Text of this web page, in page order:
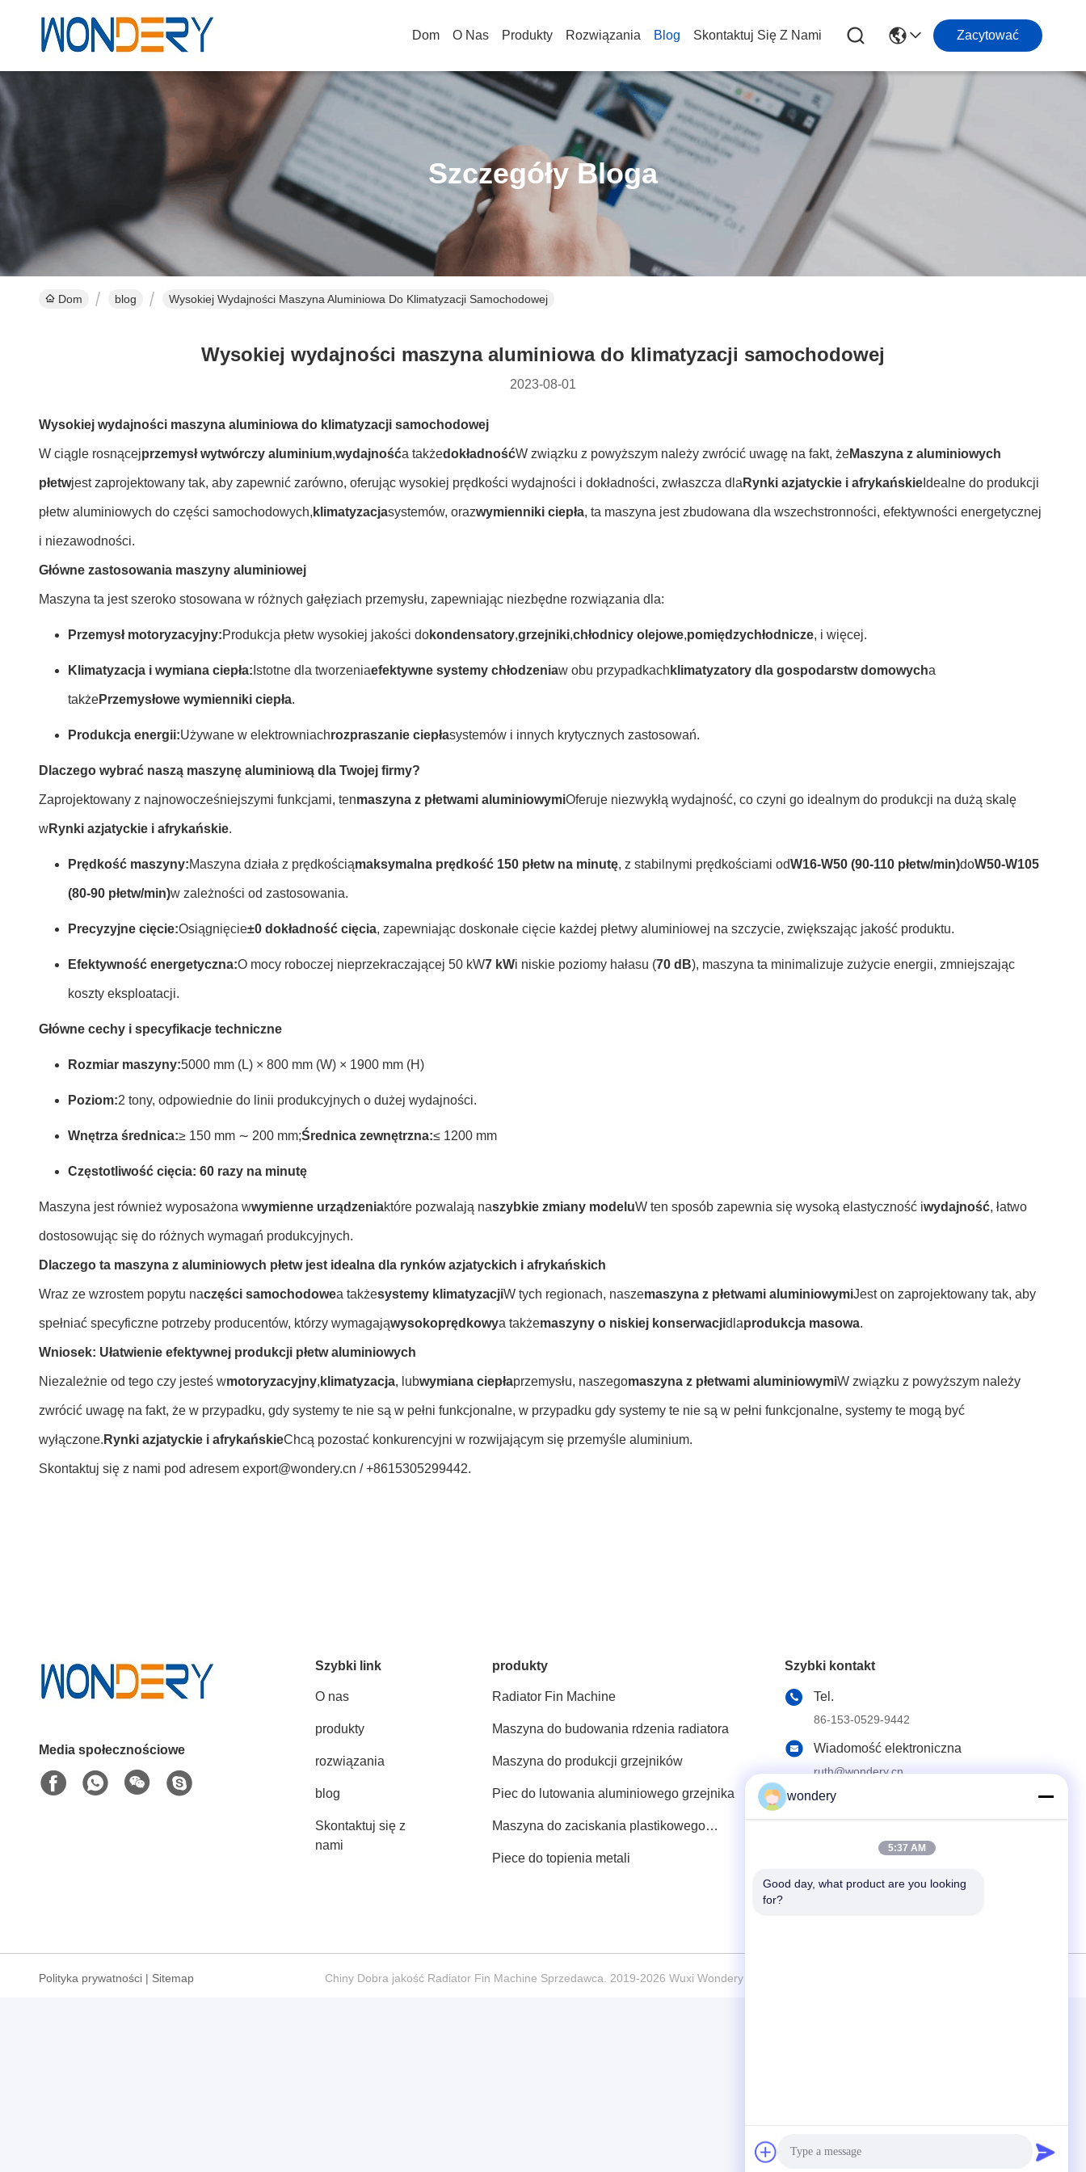
Dom O Nas Produkty Rozwiązania Blog Skontaktuj Się Z Nami Zacytować
Szczegóły Bloga
Dom blog Wysokiej Wydajności Maszyna Aluminiowa Do Klimatyzacji Samochodowej
Wysokiej wydajności maszyna aluminiowa do klimatyzacji samochodowej
2023-08-01
Wysokiej wydajności maszyna aluminiowa do klimatyzacji samochodowej
W ciągle rosnącejprzemysł wytwórczy aluminium,wydajnośća takżedokładnośćW związku z powyższym należy zwrócić uwagę na fakt, żeMaszyna z aluminiowych
płetwjest zaprojektowany tak, aby zapewnić zarówno, oferując wysokiej prędkości wydajności i dokładności, zwłaszcza dla Rynki azjatyckie i afrykańskie Idealne do produkcji
płetw aluminiowych do części samochodowych, klimatyzacjasystemów, orazwymienniki ciepła, ta maszyna jest zbudowana dla wszechstronności, efektywności energetycznej
i niezawodności.
Główne zastosowania maszyny aluminiowej
Maszyna ta jest szeroko stosowana w różnych gałęziach przemysłu, zapewniając niezbędne rozwiązania dla:
Przemysł motoryzacyjny:Produkcja płetw wysokiej jakości dokondensatory,grzejniki,chłodnicy olejowe,pomiędzychłodnicze, i więcej.
Klimatyzacja i wymiana ciepła: Istotne dla tworzeniaefektywne systemy chłodzeniaw obu przypadkach klimatyzatory dla gospodarstw domowycha
takżePrzemysłowe wymienniki ciepła.
Produkcja energii:Używane w elektrowniachrozpraszanie ciepłasystemów i innych krytycznych zastosowań.
Dlaczego wybrać naszą maszynę aluminiową dla Twojej firmy?
Zaprojektowany z najnowocześniejszymi funkcjami, tenmaszyna z płetwami aluminiowymiOferuje niezwykłą wydajność, co czyni go idealnym do produkcji na dużą skalę
wRynki azjatyckie i afrykańskie.
Prędkość maszyny:Maszyna działa z prędkościąmaksymalna prędkość 150 płetw na minutę, z stabilnymi prędkościami odW16-W50 (90-110 płetw/min)doW50-W105
(80-90 płetw/min)w zależności od zastosowania.
Precyzyjne cięcie:Osiągnięcie±0 dokładność cięcia, zapewniając doskonałe cięcie każdej płetwy aluminiowej na szczycie, zwiększając jakość produktu.
Efektywność energetyczna:O mocy roboczej nieprzekraczającej 50 kW7 kWi niskie poziomy hałasu (70 dB), maszyna ta minimalizuje zużycie energii, zmniejszając
koszty eksploatacji.
Główne cechy i specyfikacje techniczne
Rozmiar maszyny:5000 mm (L) × 800 mm (W) × 1900 mm (H)
Poziom:2 tony, odpowiednie do linii produkcyjnych o dużej wydajności.
Wnętrza średnica:≥ 150 mm ∼ 200 mm;Średnica zewnętrzna:≤ 1200 mm
Częstotliwość cięcia: 60 razy na minutę
Maszyna jest również wyposażona wwymienne urządzeniaktóre pozwalają naszybkie zmiany modeluW ten sposób zapewnia się wysoką elastyczność iwydajność, łatwo
dostosowując się do różnych wymagań produkcyjnych.
Dlaczego ta maszyna z aluminiowych płetw jest idealna dla rynków azjatyckich i afrykańskich
Wraz ze wzrostem popytu naczęści samochodowea takżesystemy klimatyzacjiW tych regionach, naszemaszyna z płetwami aluminiowymiJest on zaprojektowany tak, aby
spełniać specyficzne potrzeby producentów, którzy wymagająwysokoprędkowya takżemaszyny o niskiej konserwacjidlaprodukcja masowa.
Wniosek: Ułatwienie efektywnej produkcji płetw aluminiowych
Niezależnie od tego czy jesteś wmotoryzacyjny, klimatyzacja, lubwymiana ciepłaprzemysłu, naszegomaszyna z płetwami aluminiowymiW związku z powyższym należy
zwrócić uwagę na fakt, że w przypadku, gdy systemy te nie są w pełni funkcjonalne, w przypadku gdy systemy te nie są w pełni funkcjonalne, systemy te mogą być
wyłączone. Rynki azjatyckie i afrykańskieChcą pozostać konkurencyjni w rozwijającym się przemyśle aluminium.
Skontaktuj się z nami pod adresem export@wondery.cn / +8615305299442.
Media społecznościowe
Szybki link
O nas
produkty
rozwiązania
blog
Skontaktuj się z
nami
produkty
Radiator Fin Machine
Maszyna do budowania rdzenia radiatora
Maszyna do produkcji grzejników
Piec do lutowania aluminiowego grzejnika
Maszyna do zaciskania plastikowego
Piece do topienia metali
Szybki kontakt
Tel.
86-153-0529-9442
Wiadomość elektroniczna
ruth@wondery.cn
Adres
Shengang Metropolitan Plaza, dzielnica
Polityka prywatności | Sitemap Chiny Dobra jakość Radiator Fin Machine Sprzedawca. 2019-2026 Wuxi Wondery Industry Equipment Co., Ltd Wszystkie prawa zastrzeżone.
wondery
5:37 AM
Good day, what product are you looking
for?